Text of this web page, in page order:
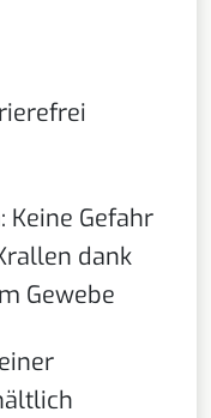
Gefahr
dank
Gewebe